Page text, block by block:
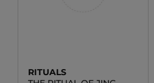
RITUALS